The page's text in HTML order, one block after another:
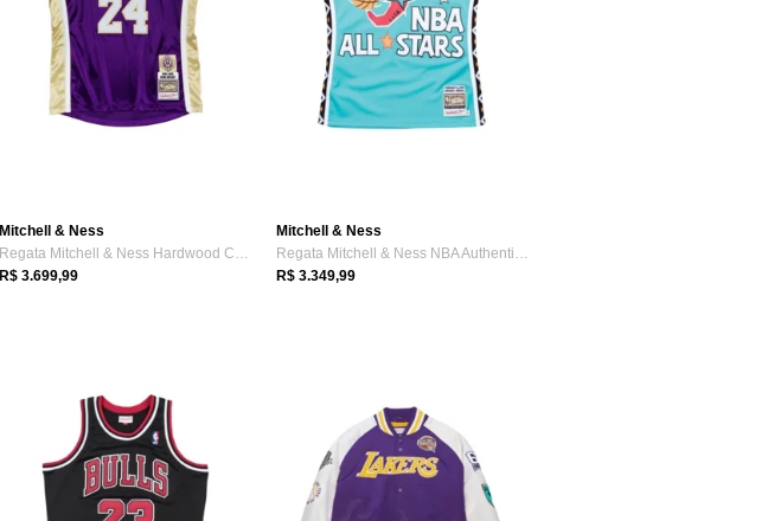
Mitchell & Ness
Regata Mitchell & Ness Hardwood Classics...
R$ 3.699,99
Mitchell & Ness
Regata Mitchell & Ness NBA Authentic Jer...
R$ 3.349,99